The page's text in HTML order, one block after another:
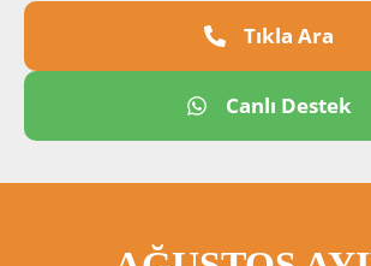
Tıkla Ara
Canlı Destek